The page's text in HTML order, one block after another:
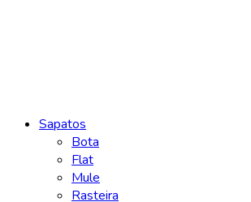
Sapatos
Bota
Flat
Mule
Rasteira